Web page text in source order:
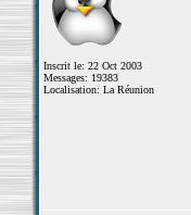
Inscrit le: 22 Oct 2003
Messages: 19383
Localisation: La Réunion